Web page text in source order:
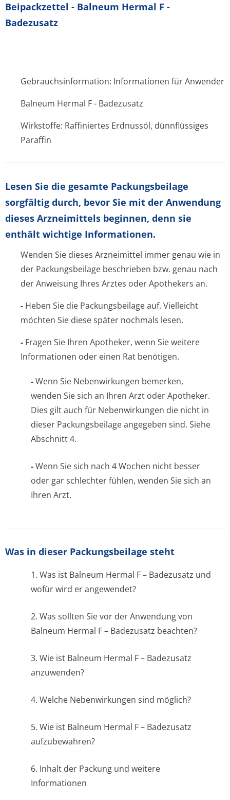
Beipackzettel - Balneum Hermal F -
Badezusatz
Gebrauchsinformation: Informationen für Anwender
Balneum Hermal F - Badezusatz
Wirkstoffe: Raffiniertes Erdnussöl, dünnflüssiges
Paraffin
Lesen Sie die gesamte Packungsbeilage
sorgfältig durch, bevor Sie mit der Anwendung
dieses Arzneimittels beginnen, denn sie
enthält wichtige Informationen.
Wenden Sie dieses Arzneimittel immer genau wie in
der Packungsbeilage beschrieben bzw. genau nach
der Anweisung Ihres Arztes oder Apothekers an.
- Heben Sie die Packungsbeilage auf. Vielleicht
möchten Sie diese später nochmals lesen.
- Fragen Sie Ihren Apotheker, wenn Sie weitere
Informationen oder einen Rat benötigen.
-Wenn Sie Nebenwirkungen bemerken,
wenden Sie sich an Ihren Arzt oder Apotheker.
Dies gilt auch für Nebenwirkungen die nicht in
dieser Packungsbeilage angegeben sind. Siehe
Abschnitt 4.
-Wenn Sie sich nach 4 Wochen nicht besser
oder gar schlechter fühlen, wenden Sie sich an
Ihren Arzt.
Was in dieser Packungsbeilage steht
1. Was ist Balneum Hermal F – Badezusatz und
wofür wird er angewendet?
2. Was sollten Sie vor der Anwendung von
Balneum Hermal F – Badezusatz beachten?
3. Wie ist Balneum Hermal F – Badezusatz
anzuwenden?
4. Welche Nebenwirkungen sind möglich?
5. Wie ist Balneum Hermal F – Badezusatz
aufzubewahren?
6. Inhalt der Packung und weitere
Informationen